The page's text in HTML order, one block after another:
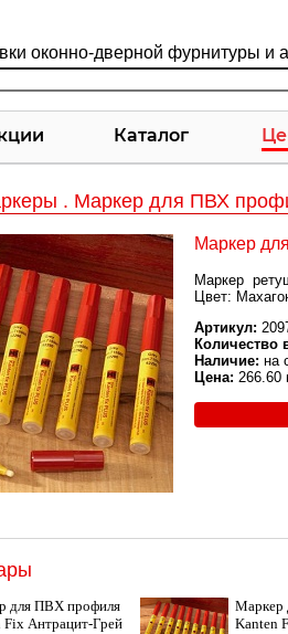
оконно-дверной фурнитуры и
Каталог
. Маркер для ПВХ
Маркер
Маркер
Цвет:
Артикул:
Количество
Наличие: на
Цена: 266.60
для ПВХ профиля
Fix Антрацит-Грей
Маркер
Kanten